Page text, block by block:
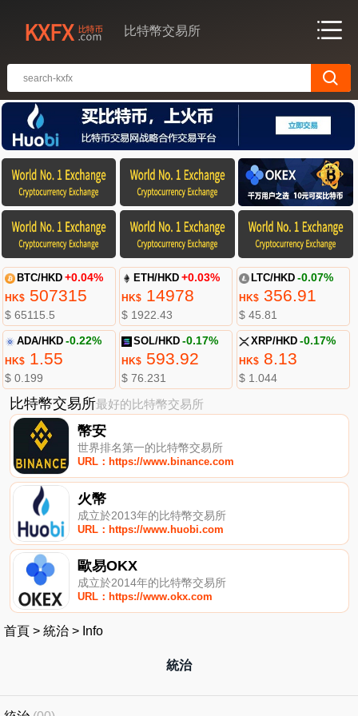
比特幣交易所
BTC/HKD +0.04%
HK$507315
$ 65115.5
ETH/HKD +0.03%
HK$ 14978
$ 1922.43
LTC/HKD -0.07%
HK$356.91
$ 45.81
ADA/HKD -0.22%
HK$1.55
$ 0.199
SOL/HKD -0.17%
HK$ 593.92
$ 76.231
XRP/HKD -0.17%
HK$8.13
$ 1.044
比特幣交易所最好的比特幣交易所
幣安
世界排名第一的比特幣交易所
URL：https://www.binance.com
火幣
成立於2013年的比特幣交易所
URL：https://www.huobi.com
歐易OKX
成立於2014年的比特幣交易所
URL：https://www.okx.com
首頁 > 統治 > Info
統治